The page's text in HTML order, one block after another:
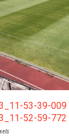
53-39-009
52-59-772